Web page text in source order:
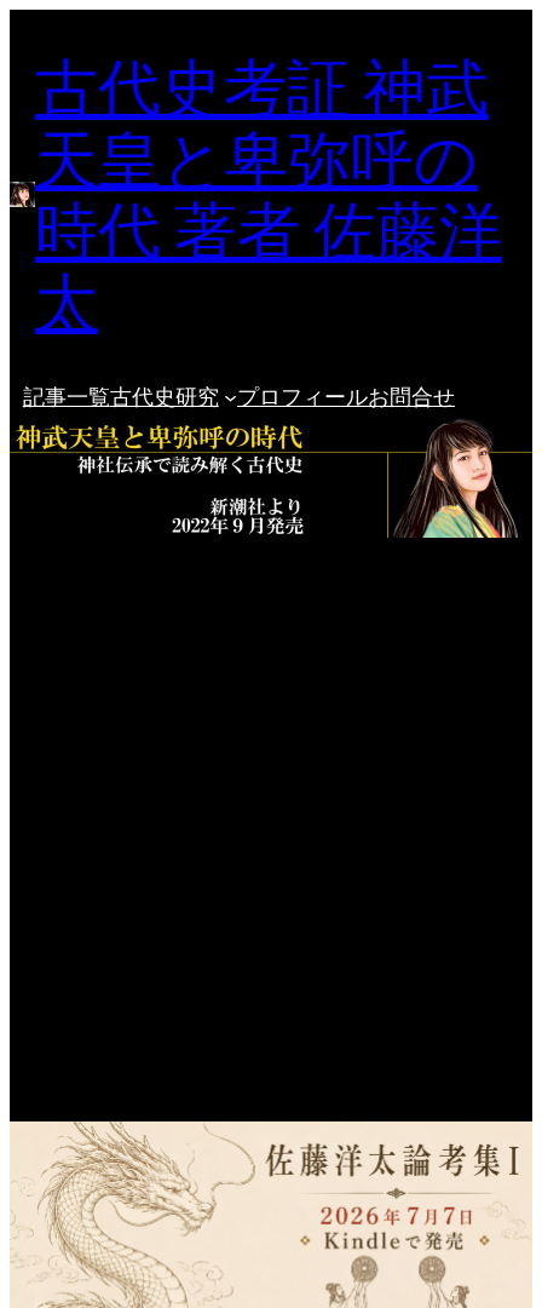
ッ
古代史考証 神武
天皇と卑弥呼の
時代 著者 佐藤洋
太
記事一覧古代史研究 プロフィールお問合せ